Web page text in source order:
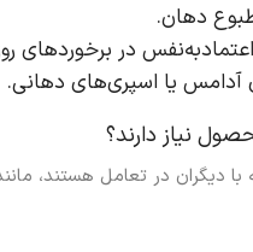
دهان.
در برخوردهای
آدامس یا اسپری‌های دهانی.
نیاز دارند؟
با دیگران در تعامل هستند،